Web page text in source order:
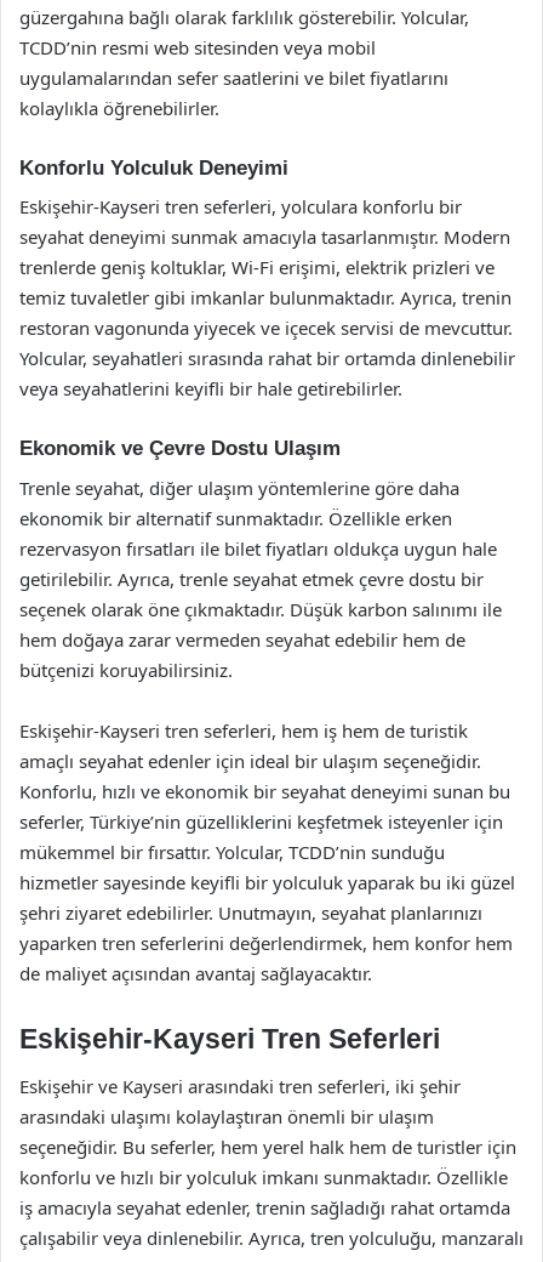
güzergahına bağlı olarak farklılık gösterebilir. Yolcular,
TCDD’nin resmi web sitesinden veya mobil
uygulamalarından sefer saatlerini ve bilet fiyatlarını
kolaylıkla öğrenebilirler.
Konforlu Yolculuk Deneyimi
Eskişehir-Kayseri tren seferleri, yolculara konforlu bir
seyahat deneyimi sunmak amacıyla tasarlanmıştır. Modern
trenlerde geniş koltuklar, Wi-Fi erişimi, elektrik prizleri ve
temiz tuvaletler gibi imkanlar bulunmaktadır. Ayrıca, trenin
restoran vagonunda yiyecek ve içecek servisi de mevcuttur.
Yolcular, seyahatleri sırasında rahat bir ortamda dinlenebilir
veya seyahatlerini keyifli bir hale getirebilirler.
Ekonomik ve Çevre Dostu Ulaşım
Trenle seyahat, diğer ulaşım yöntemlerine göre daha
ekonomik bir alternatif sunmaktadır. Özellikle erken
rezervasyon fırsatları ile bilet fiyatları oldukça uygun hale
getirilebilir. Ayrıca, trenle seyahat etmek çevre dostu bir
seçenek olarak öne çıkmaktadır. Düşük karbon salınımı ile
hem doğaya zarar vermeden seyahat edebilir hem de
bütçenizi koruyabilirsiniz.
Eskişehir-Kayseri tren seferleri, hem iş hem de turistik
amaçlı seyahat edenler için ideal bir ulaşım seçeneğidir.
Konforlu, hızlı ve ekonomik bir seyahat deneyimi sunan bu
seferler, Türkiye’nin güzelliklerini keşfetmek isteyenler için
mükemmel bir fırsattır. Yolcular, TCDD’nin sunduğu
hizmetler sayesinde keyifli bir yolculuk yaparak bu iki güzel
şehri ziyaret edebilirler. Unutmayın, seyahat planlarınızı
yaparken tren seferlerini değerlendirmek, hem konfor hem
de maliyet açısından avantaj sağlayacaktır.
Eskişehir-Kayseri Tren Seferleri
Eskişehir ve Kayseri arasındaki tren seferleri, iki şehir
arasındaki ulaşımı kolaylaştıran önemli bir ulaşım
seçeneğidir. Bu seferler, hem yerel halk hem de turistler için
konforlu ve hızlı bir yolculuk imkanı sunmaktadır. Özellikle
iş amacıyla seyahat edenler, trenin sağladığı rahat ortamda
çalışabilir veya dinlenebilir. Ayrıca, tren yolculuğu, manzaralı